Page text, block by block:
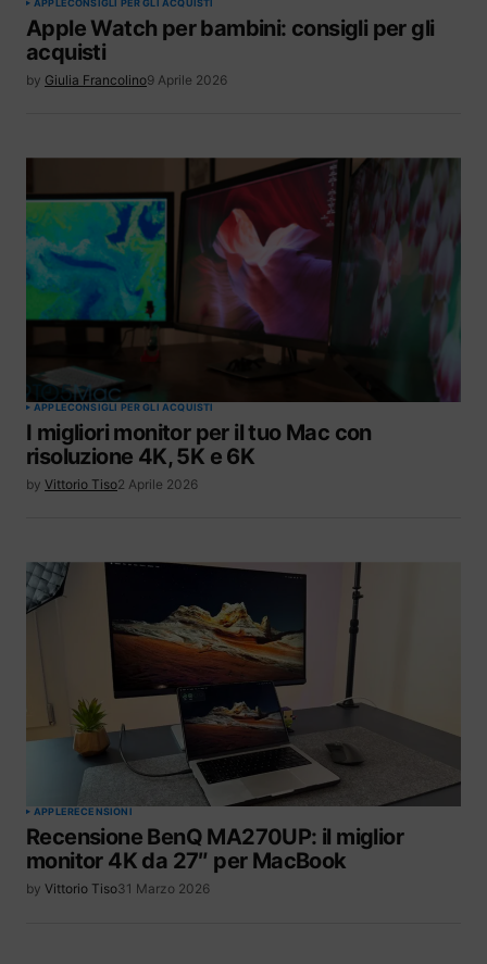
APPLECONSIGLI PER GLI ACQUISTI
Apple Watch per bambini: consigli per gli
acquisti
by Giulia Francolino9 Aprile 2026
APPLECONSIGLI PER GLI ACQUISTI
I migliori monitor per il tuo Mac con
risoluzione 4K, 5K e 6K
by Vittorio Tiso2 Aprile 2026
APPLERECENSIONI
Recensione BenQ MA270UP: il miglior
monitor 4K da 27″ per MacBook
by Vittorio Tiso31 Marzo 2026